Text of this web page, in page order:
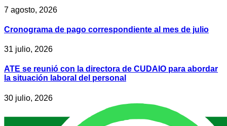
7 agosto, 2026
Cronograma de pago correspondiente al mes de julio
31 julio, 2026
ATE se reunió con la directora de CUDAIO para abordar
la situación laboral del personal
30 julio, 2026